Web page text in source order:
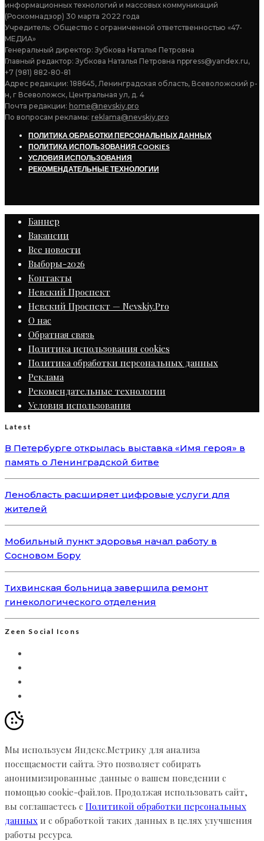
информационных технологий и массовых коммуникаций
(Роскомнадзор) 30 марта 2022 года
Учредитель: Общество с ограниченной ответственностью «47-
МЕДИА»
Генеральный директор: Зубкова Наталья Петровна
Главный редактор: Зубкова Наталья Петровна nppress@yandex.ru,
+7 (981) 882-80-81
Адрес редакции: 188645, Ленинградская область, Всеволожский р-
н, г Всеволожск, Центральная ул, д. 4
Почта редакции: home@nevskiy.pro
По вопросам рекламы: reklama@nevskiy.pro
ПОЛИТИКА ОБРАБОТКИ ПЕРСОНАЛЬНЫХ ДАННЫХ
ПОЛИТИКА ИСПОЛЬЗОВАНИЯ COOKIES
УСЛОВИЯ ИСПОЛЬЗОВАНИЯ
РЕКОМЕНДАТЕЛЬНЫЕ ТЕХНОЛОГИИ
Баннер
Вакансии
Все новости
Выборы-2026
Контакты
Невский Проспект
Невский Проспект — Nevskiy.Pro
О нас
Обратная связь
Политика использования cookies
Политика обработки персональных данных
Реклама
Рекомендательные технологии
Условия использования
Latest
В Петербурге открылась выставка «Имя героя» в
память о Ленинградской битве
Ленобласть расширяет цифровые услуги для
жителей
Мобильный пункт здоровья начал работу в
Сосновом Бору
Тихвинская больница завершила ремонт
гинекологического отделения
Zeen Social Icons
Мы используем Яндекс.Метрику для анализа
посещаемости сайта. Это позволяет собирать
анонимизированные данные о вашем поведении с
помощью cookie-файлов. Продолжая использовать сайт,
вы соглашаетесь с Политикой обработки персональных
данных и с обработкой таких данных в целях улучшения
работы ресурса.